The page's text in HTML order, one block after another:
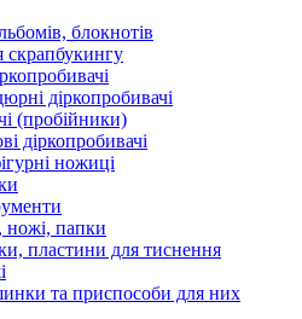
блокнотів
скрапбукингу
діркопробивачі
(пробійники)
діркопробивачі
ножиці
папки
пластини для тиснення
та приспособи для них